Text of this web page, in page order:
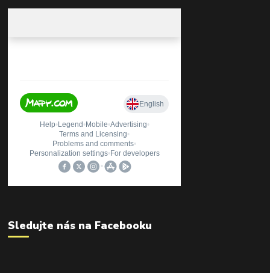
Sledujte nás na Facebooku